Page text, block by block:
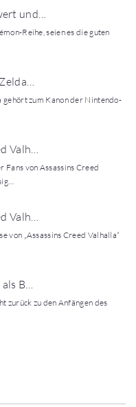
und…
Reihe, seien es die guten
gehört zum Kanon der Nintendo-
Valh…
Fans von Assassins Creed
Valh…
von „Assassins Creed Valhalla“
B…
zurück zu den Anfängen des